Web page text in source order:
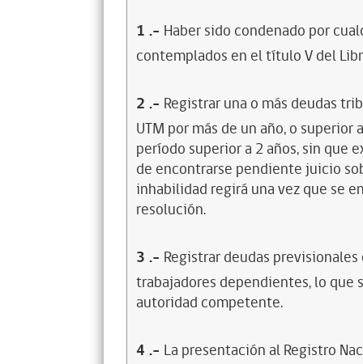
1 .- Haber sido condenado por
contemplados en el título V del
2 .- Registrar una o más deudas
UTM por más de un año, o
período superior a 2 años, sin que
de encontrarse pendiente juicio
inhabilidad regirá una vez que se
resolución.
3 .- Registrar deudas
trabajadores dependientes, lo
autoridad competente.
4 .- La presentación al Registro